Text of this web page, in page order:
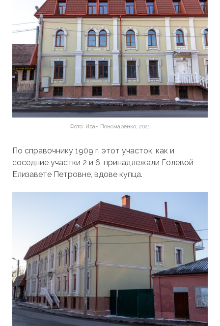
Фото: Иван Пономаренко, 2021
По справочнику 1909 г. этот участок, как и
соседние участки 2 и 6, принадлежали Голевой
Елизавете Петровне, вдове купца.